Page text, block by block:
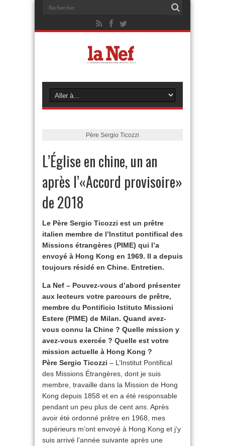
Père Sergio Ticozzi
L’Église en chine, un an
après l’«Accord provisoire»
de 2018
Le Père Sergio Ticozzi est un prêtre
italien membre de l’Institut pontifical des
Missions étrangères (PIME) qui l’a
envoyé à Hong Kong en 1969. Il a depuis
toujours résidé en Chine. Entretien.
La Nef – Pouvez-vous d’abord présenter
aux lecteurs votre parcours de prêtre,
membre du Pontificio Istituto Missioni
Estere (PIME) de Milan. Quand avez-
vous connu la Chine ? Quelle mission y
avez-vous exercée ? Quelle est votre
mission actuelle à Hong Kong ?
Père Sergio Ticozzi – L’Institut Pontifical
des Missions Étrangères, dont je suis
membre, travaille dans la Mission de Hong
Kong depuis 1858 et en a été responsable
pendant un peu plus de cent ans. Après
avoir été ordonné prêtre en 1968, mes
supérieurs m’ont envoyé à Hong Kong et j’y
suis arrivé l’année suivante après une